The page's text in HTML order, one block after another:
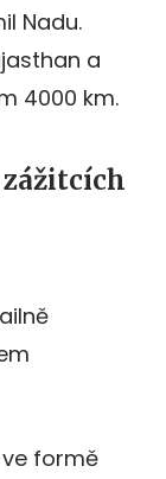
Nadu.
a
4000 km.
zážitcích
formě